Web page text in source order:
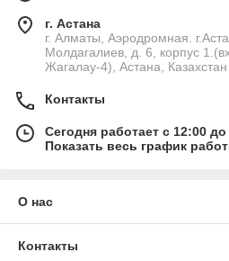
г. Астана
г. Алматы, Аэродромная.
Молдагалиев, д. 6, корпус
Жагалау-4), Астана, Казахстан
Контакты
Сегодня работает с 12:00
Показать весь график
О нас
Контакты